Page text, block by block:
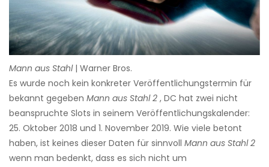
Mann aus Stahl| Warner Bros.
Es wurde noch kein konkreter Veröffentlichungstermin für
bekannt gegeben Mann aus Stahl 2 , DC hat zwei nicht
beanspruchte Slots in seinem Veröffentlichungskalender:
25. Oktober 2018 und 1. November 2019. Wie viele betont
haben, ist keines dieser Daten für sinnvoll Mann aus Stahl 2
wenn man bedenkt, dass es sich nicht um